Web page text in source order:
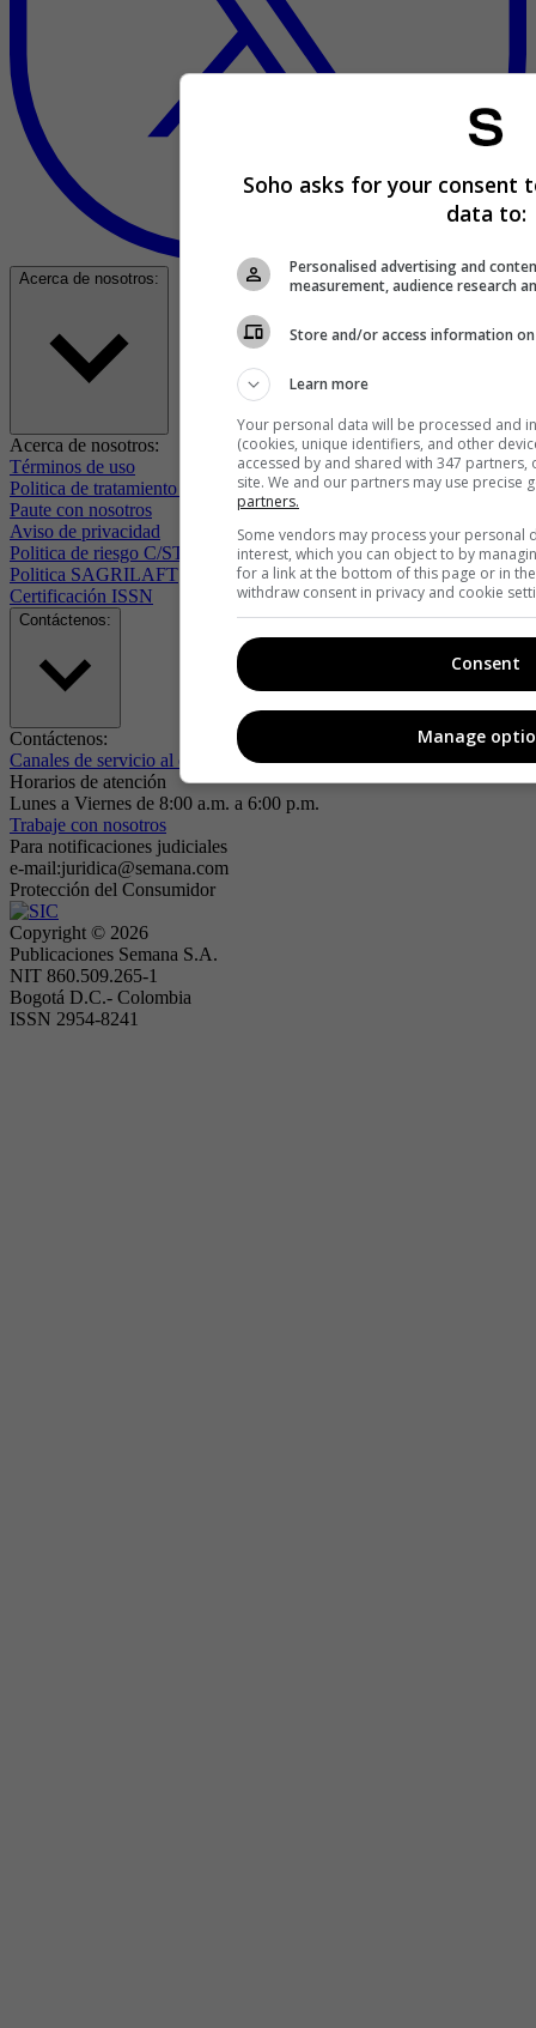
Acerca de nosotros:
Acerca de nosotros:
Términos de uso
Politica de tratamiento de datos
Paute con nosotros
Aviso de privacidad
Politica de riesgo C/ST
Politica SAGRILAFT
Certificación ISSN
Contáctenos:
Contáctenos:
Canales de servicio al cliente
Horarios de atención
Lunes a Viernes de 8:00 a.m. a 6:00 p.m.
Trabaje con nosotros
Para notificaciones judiciales
e-mail:juridica@semana.com
Protección del Consumidor
Copyright © 2026
Publicaciones Semana S.A.
NIT 860.509.265-1
Bogotá D.C.- Colombia
ISSN 2954-8241
Soho asks for your consent
data to:
Personalised advertising and
measurement, audience research
Store and/or access information on
Learn more
Your personal data will be processed and
(cookies, unique identifiers, and other
accessed by and shared with 347 partners,
site. We and our partners may use precise
partners.
Some vendors may process your personal
interest, which you can object to by
for a link at the bottom of this page or in
withdraw consent in privacy and cookie
Consent
Manage